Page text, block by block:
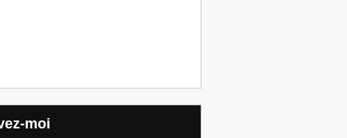
moi